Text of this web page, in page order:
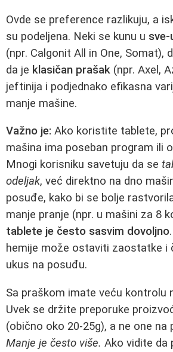
Ovde se preference razlikuju, a
su podeljena. Neki se kunu u
(npr. Calgonit All in One, Somat),
da je klasičan prašak (npr. Axel,
jeftinija i podjednako efikasna
manje mašine.
Važno je: Ako koristite tablete,
mašina ima poseban program ili
Mnogi korisniku savetuju da se
odeljak, već direktno na dno
posuđe, kako bi se bolje
manje pranje (npr. u mašini za 8
tablete je često sasvim dovoljno
hemije može ostaviti zaostatke i
ukus na posuđu.
Sa praškom imate veću kontrolu
Uvek se držite preporuke
(obično oko 20-25g), a ne one na
Manje je često više. Ako vidite da